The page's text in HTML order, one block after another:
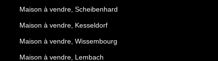
Maison à vendre, Scheibenhard
Maison à vendre, Kesseldorf
Maison à vendre, Wissembourg
Maison à vendre, Lembach